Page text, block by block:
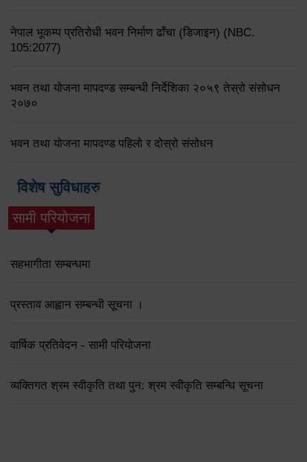
नेपाल भूकम्प प्रतिरोधी भवन निर्माण ढाँचा (डिजाइन) (NBC.
105:2077)
भवन तथा योजना मापदण्ड सम्बन्धी निर्देशिका २०५९ तेस्रो संसोधन
२०७०
भवन तथा योजना मापदण्ड पहिलो र दोस्रो संसोधन
विशेष सुविधाहरु
सामी परियोजना
(active tab)
सहभागीता सम्बन्धमा
प्रस्ताव आह्वान सम्बन्धी सूचना ।
वार्षिक प्रतिवेदन - सामी परियोजना
व्यक्तिगत श्रम स्वीकृति तथा पुन: श्रम स्वीकृति सम्बन्धि सूचना